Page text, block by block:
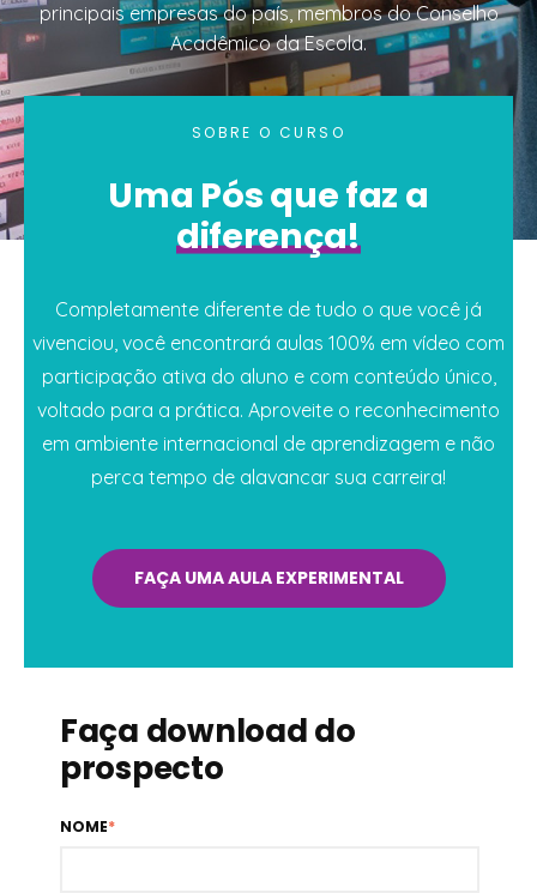
principais empresas do país, membros do Conselho
Acadêmico da Escola.
SOBRE O CURSO
Uma Pós que faz a
diferença!
Completamente diferente de tudo o que você já
vivenciou, você encontrará aulas 100% em vídeo com
participação ativa do aluno e com conteúdo único,
voltado para a prática. Aproveite o reconhecimento
em ambiente internacional de aprendizagem e não
perca tempo de alavancar sua carreira!
FAÇA UMA AULA EXPERIMENTAL
Faça download do
prospecto
NOME*